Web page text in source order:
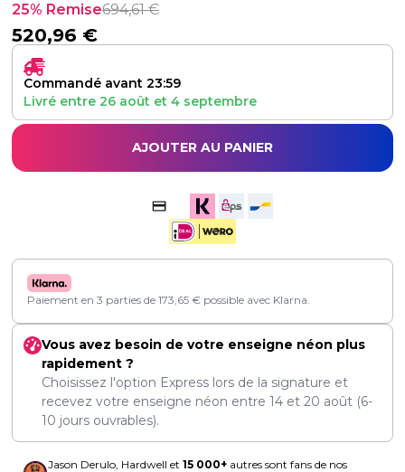
25% Remise694,61€
520,96 €
Commandé avant 23:59
Livré entre 26 août et 4 septembre
AJOUTER AU PANIER
Paiement en 3 parties de 173,65 € possible avec Klarna.
Vous avez besoin de votre enseigne néon plus
rapidement ?
Choisissez l'option Express lors de la signature et
recevez votre enseigne néon entre 14 et 20 août (6-
10 jours ouvrables).
Jason Derulo, Hardwell et 15 000+ autres sont fans de nos